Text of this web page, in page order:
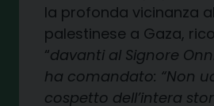
la profonda vicinanza
palestinese a Gaza,
“davanti al Signore
ha comandato: “Non
cospetto dell’intera